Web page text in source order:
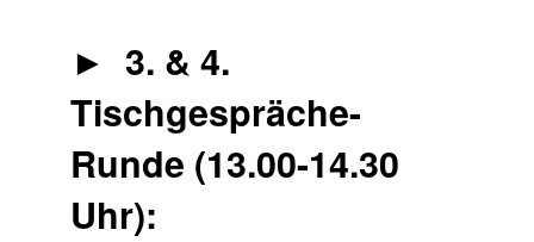
► 3. & 4.
Tischgespräche-
Runde (13.00-14.30
Uhr):